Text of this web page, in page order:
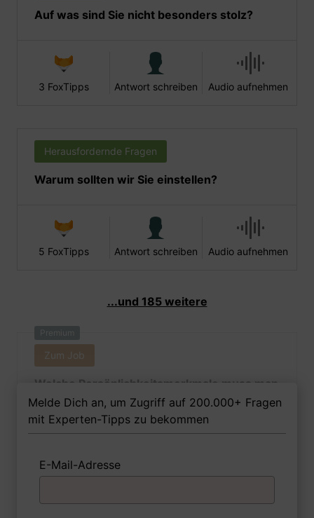
Auf was sind Sie nicht besonders stolz?
3 FoxTipps Antwort schreiben Audio aufnehmen
Herausfordernde Fragen
Warum sollten wir Sie einstellen?
5 FoxTipps Antwort schreiben Audio aufnehmen
...und 185 weitere
Premium
Zum Job
Welche Persönlichkeitsmerkmale muss man
als Binnenschiffermeisterin Ihrer Meinung
nach besitzen, um in dem Job erfolgreich zu
sein?
1 FoxTipp Antwort schreiben Audio aufnehmen
Melde Dich an, um Zugriff auf 200.000+ Fragen
mit Experten-Tipps zu bekommen
E-Mail-Adresse